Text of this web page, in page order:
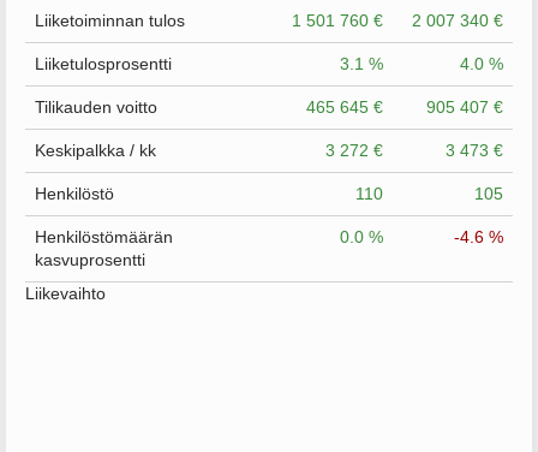
Liiketoiminnan tulos 1 501 760 € 2 007 340 €
Liiketulosprosentti 3.1 % 4.0 %
Tilikauden voitto 465 645 € 905 407 €
Keskipalkka / kk 3 272 € 3 473 €
Henkilöstö 110 105
Henkilöstömäärän
kasvuprosentti
0.0 % -4.6 %
Liikevaihto